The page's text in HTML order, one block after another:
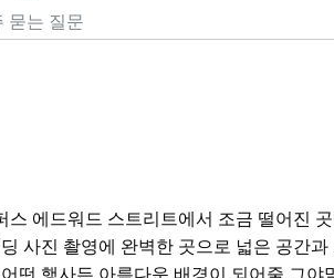
묻는 질문
에드워드 스트리트에서 조금 떨어진
사진 촬영에 완벽한 곳으로 넓은 공간과